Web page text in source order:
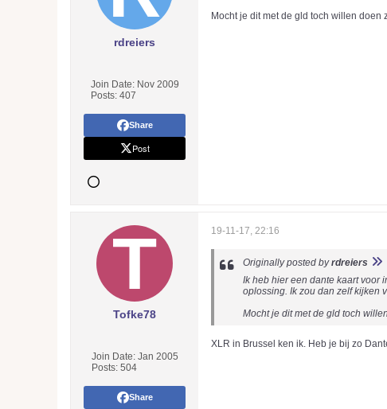
rdreiers
Join Date: Nov 2009
Posts: 407
Share
Post
Mocht je dit met de gld toch willen
Tofke78
Join Date: Jan 2005
Posts: 504
Share
19-11-17, 22:16
Originally posted byrdreiers
Ik heb hier een dante kaart voor
oplossing. Ik zou dan zelf kijken
Mocht je dit met de gld toch
XLR in Brussel ken ik. Heb je bij zo